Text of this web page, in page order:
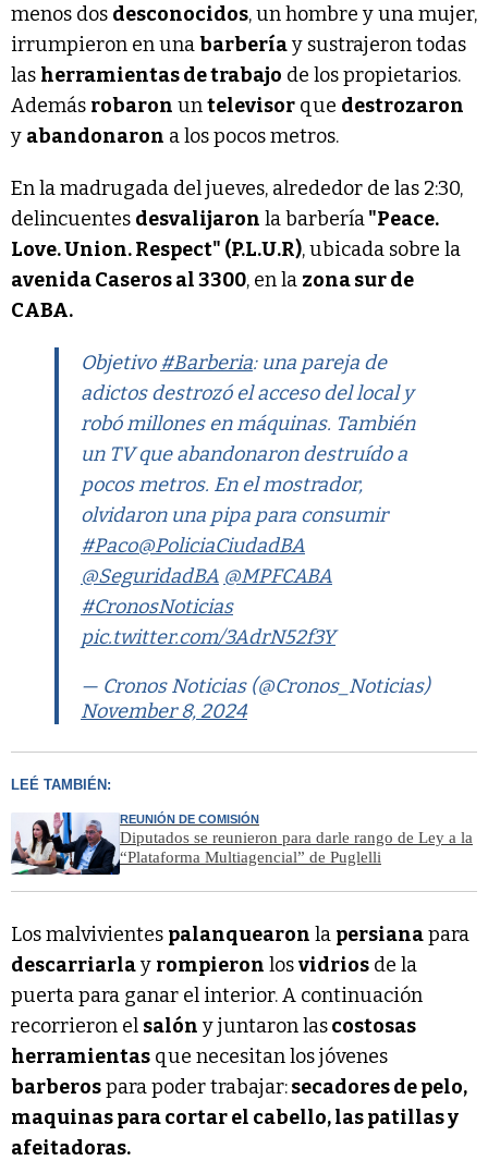
menos dos desconocidos, un hombre y una mujer,
irrumpieron en unabarberíay sustrajeron todas
las herramientas de trabajo de los propietarios.
Además robaron untelevisor que destrozaron
y abandonaron a los pocos metros.
En la madrugada del jueves, alrededor de las 2:30,
delincuentes desvalijaron la barbería"Peace.
Love. Union. Respect" (P.L.U.R), ubicada sobre la
avenida Caseros al 3300, en la zona sur de
CABA.
Objetivo #Barberia: una pareja de
adictos destrozó el acceso del local y
robó millones en máquinas. También
un TV que abandonaron destruído a
pocos metros. En el mostrador,
olvidaron una pipa para consumir
#Paco@PoliciaCiudadBA
@SeguridadBA @MPFCABA
#CronosNoticias
pic.twitter.com/3AdrN52f3Y
— Cronos Noticias (@Cronos_Noticias)
November 8, 2024
LEÉ TAMBIÉN:
REUNIÓN DE COMISIÓN
Diputados se reunieron para darle rango de Ley a la
“Plataforma Multiagencial” de Puglelli
Los malvivientes palanquearon la persianapara
descarriarlay rompieron losvidrios de la
puerta para ganar el interior. A continuación
recorrieron el salón y juntaron lascostosas
herramientas que necesitan los jóvenes
barberospara poder trabajar:secadores de pelo,
maquinas para cortar el cabello, las patillas y
afeitadoras.